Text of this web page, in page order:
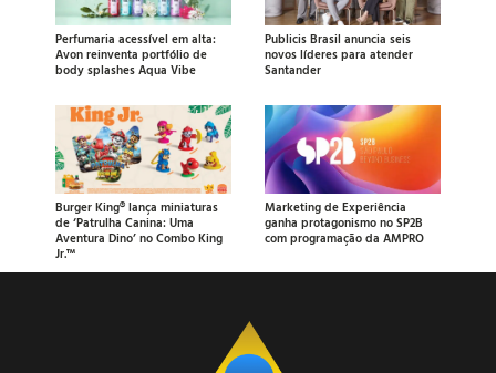
Perfumaria acessível em alta:
Avon reinventa portfólio de
body splashes Aqua Vibe
Publicis Brasil anuncia seis
novos líderes para atender
Santander
Burger King® lança miniaturas
de ‘Patrulha Canina: Uma
Aventura Dino’ no Combo King
Jr.™
Marketing de Experiência
ganha protagonismo no SP2B
com programação da AMPRO